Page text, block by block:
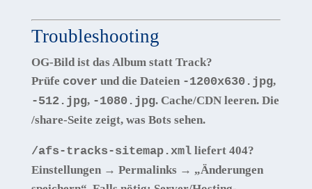
Troubleshooting
OG-Bild ist das Album statt Track?
Prüfe cover und die Dateien -1200x630.jpg,
-512.jpg, -1080.jpg. Cache/CDN leeren. Die
/share-Seite zeigt, was Bots sehen.
/afs-tracks-sitemap.xmlliefert 404?
Einstellungen → Permalinks → „Änderungen